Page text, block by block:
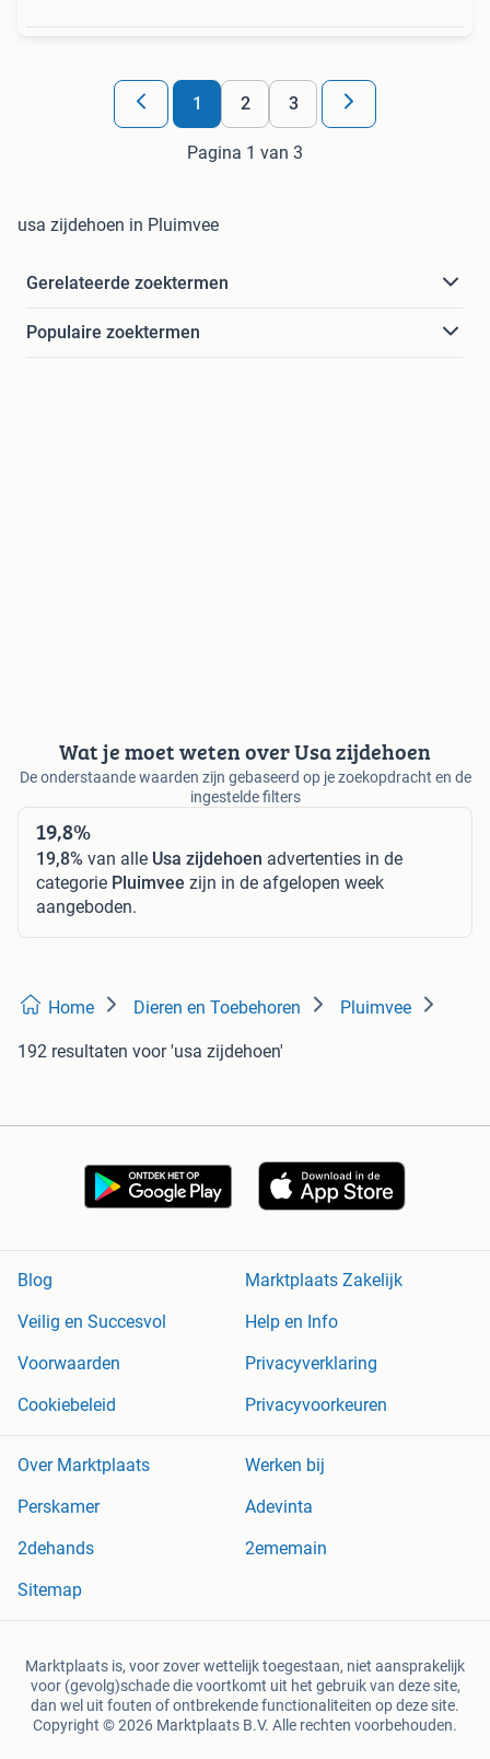
1 2 3
Pagina 1 van 3
usa zijdehoen in Pluimvee
Gerelateerde zoektermen
Populaire zoektermen
Wat je moet weten over Usa zijdehoen
De onderstaande waarden zijn gebaseerd op je zoekopdracht en de
ingestelde filters
19,8%
19,8% van alle Usa zijdehoen advertenties in de
categorie Pluimvee zijn in de afgelopen week
aangeboden.
Home Dieren en Toebehoren Pluimvee
192 resultaten voor 'usa zijdehoen'
Blog
Marktplaats Zakelijk
Veilig en Succesvol
Help en Info
Voorwaarden
Privacyverklaring
Cookiebeleid
Privacyvoorkeuren
Over Marktplaats
Werken bij
Perskamer
Adevinta
2dehands
2ememain
Sitemap
Marktplaats is, voor zover wettelijk toegestaan, niet aansprakelijk
voor (gevolg)schade die voortkomt uit het gebruik van deze site,
dan wel uit fouten of ontbrekende functionaliteiten op deze site.
Copyright © 2026 Marktplaats B.V. Alle rechten voorbehouden.